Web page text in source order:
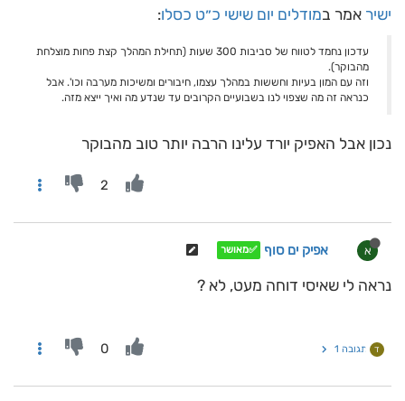
ישיר אמר במודלים יום שישי כ״ט כסלו:
עדכון נחמד לטווח של סביבות 300 שעות (תחילת המהלך קצת פחות מוצלחת
מהבוקר).
וזה עם המון בעיות וחששות במהלך עצמו, חיבורים ומשיכות מערבה וכו'. אבל
כנראה זה מה שצפוי לנו בשבועיים הקרובים עד שנדע מה ואיך ייצא מזה.
נכון אבל האפיק יורד עלינו הרבה יותר טוב מהבוקר
2
א אפיק ים סוף ✅מאושר
נראה לי שאיסי דוחה מעט, לא ?
ד תגובה 1 0